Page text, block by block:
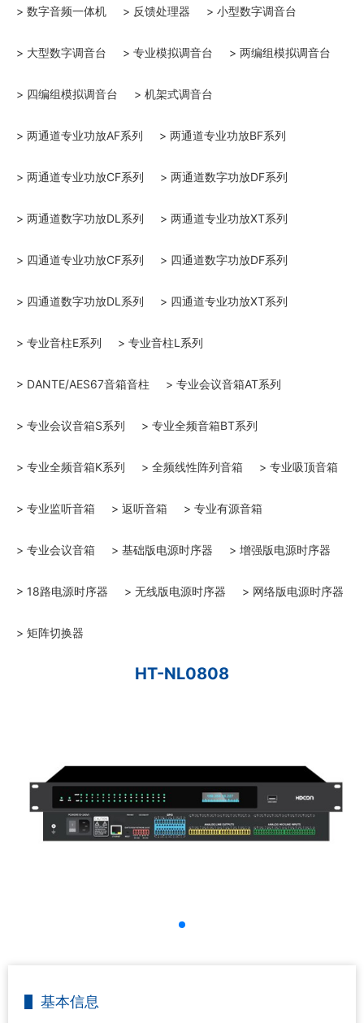
HT-NL0808
基本信息
> 数字音频一体机 > 反馈处理器 > 小型数字调音台
> 大型数字调音台 > 专业模拟调音台 > 两编组模拟调音台
> 四编组模拟调音台 > 机架式调音台
> 两通道专业功放AF系列 > 两通道专业功放BF系列
> 两通道专业功放CF系列 > 两通道数字功放DF系列
> 两通道数字功放DL系列 > 两通道专业功放XT系列
> 四通道专业功放CF系列 > 四通道数字功放DF系列
> 四通道数字功放DL系列 > 四通道专业功放XT系列
> 专业音柱E系列 > 专业音柱L系列
> DANTE/AES67音箱音柱 > 专业会议音箱AT系列
> 专业会议音箱S系列 > 专业全频音箱BT系列
> 专业全频音箱K系列 > 全频线性阵列音箱 > 专业吸顶音箱
> 专业监听音箱 > 返听音箱 > 专业有源音箱
> 专业会议音箱 > 基础版电源时序器 > 增强版电源时序器
> 18路电源时序器 > 无线版电源时序器 > 网络版电源时序器
> 矩阵切换器